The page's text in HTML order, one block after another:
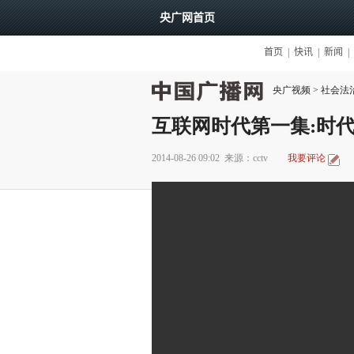
央广视频 > 社会法
互联网时代第一集:时
2014-08-26 09:02 来源：cctv 我要评论